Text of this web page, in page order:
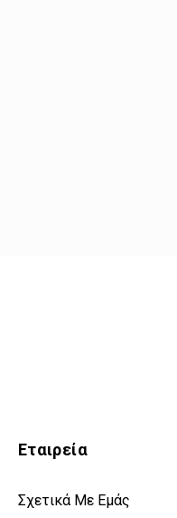
Εταιρεία
Σχετικά Με Εμάς